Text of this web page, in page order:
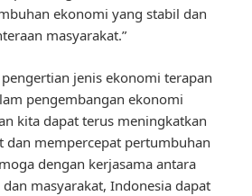
ekonomi yang stabil dan
masyarakat.”
jenis ekonomi terapan
pengembangan ekonomi
kita dapat terus meningkatkan
dan mempercepat pertumbuhan
dengan kerjasama antara
masyarakat, Indonesia dapat